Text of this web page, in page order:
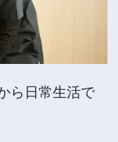
ら日常生活で